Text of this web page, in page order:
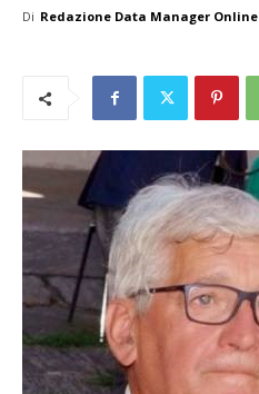
Di Redazione Data Manager Online